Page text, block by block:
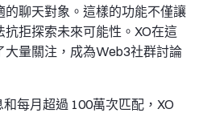
聊天對象。這樣的功能不僅讓
拒探索未來可能性。XO在這
量關注，成為Web3社群討論
每月超過 100萬次匹配，XO